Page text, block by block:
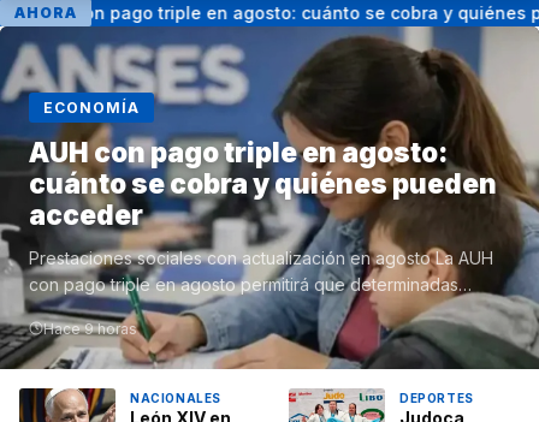
AHORA
AUH con pago triple en agosto: cuánto se cobra y quiénes
ECONOMÍA
AUH con pago triple en agosto:
cuánto se cobra y quiénes pueden
acceder
Prestaciones sociales con actualización en agosto La AUH
con pago triple en agosto permitirá que determinadas
familias reciban en forma…
Hace 9 horas
NACIONALES
León XIV en
DEPORTES
Judoca